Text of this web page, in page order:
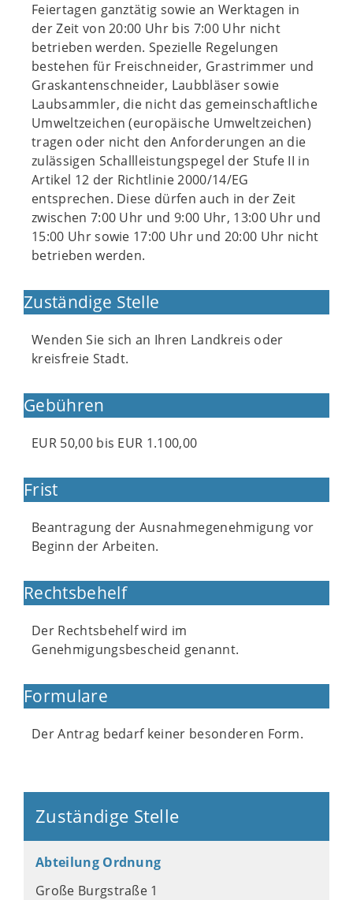
Feiertagen ganztätig sowie an Werktagen in
der Zeit von 20:00 Uhr bis 7:00 Uhr nicht
betrieben werden. Spezielle Regelungen
bestehen für Freischneider, Grastrimmer und
Graskantenschneider, Laubbläser sowie
Laubsammler, die nicht das gemeinschaftliche
Umweltzeichen (europäische Umweltzeichen)
tragen oder nicht den Anforderungen an die
zulässigen Schallleistungspegel der Stufe II in
Artikel 12 der Richtlinie 2000/14/EG
entsprechen. Diese dürfen auch in der Zeit
zwischen 7:00 Uhr und 9:00 Uhr, 13:00 Uhr und
15:00 Uhr sowie 17:00 Uhr und 20:00 Uhr nicht
betrieben werden.
Zuständige Stelle
Wenden Sie sich an Ihren Landkreis oder
kreisfreie Stadt.
Gebühren
EUR 50,00 bis EUR 1.100,00
Frist
Beantragung der Ausnahmegenehmigung vor
Beginn der Arbeiten.
Rechtsbehelf
Der Rechtsbehelf wird im
Genehmigungsbescheid genannt.
Formulare
Der Antrag bedarf keiner besonderen Form.
Zuständige Stelle
Abteilung Ordnung
Große Burgstraße 1